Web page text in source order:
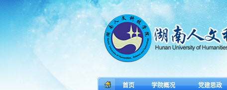
首页 学院概况 党建思政